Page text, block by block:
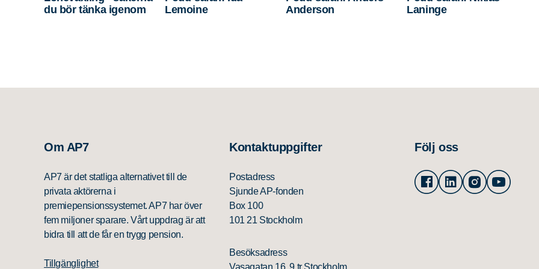
du bör tänka igenom
Lemoine
Anderson
Laninge
Om AP7
AP7 är det statliga alternativet till de
privata aktörerna i
premiepensionssystemet. AP7 har över
fem miljoner sparare. Vårt uppdrag är att
bidra till att de får en trygg pension.
Tillgänglighet
Kontaktuppgifter
Postadress
Sjunde AP-fonden
Box 100
101 21 Stockholm
Besöksadress
Vasagatan 16, 9 tr Stockholm
Följ oss
FacebookLinkedinInstagram